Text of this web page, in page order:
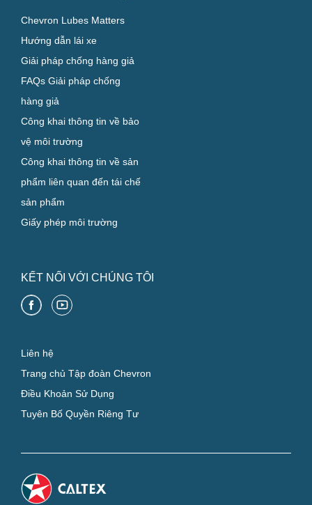
Chevron Lubes Matters
Hướng dẫn lái xe
Giải pháp chống hàng giả
FAQs Giải pháp chống
hàng giả
Công khai thông tin về bảo
vệ môi trường
Công khai thông tin về sản
phẩm liên quan đến tái chế
sản phẩm
Giấy phép môi trường
KẾT NỐI VỚI CHÚNG TÔI
Liên hệ
Trang chủ Tập đoàn Chevron
Điều Khoản Sử Dụng
Tuyên Bố Quyền Riêng Tư